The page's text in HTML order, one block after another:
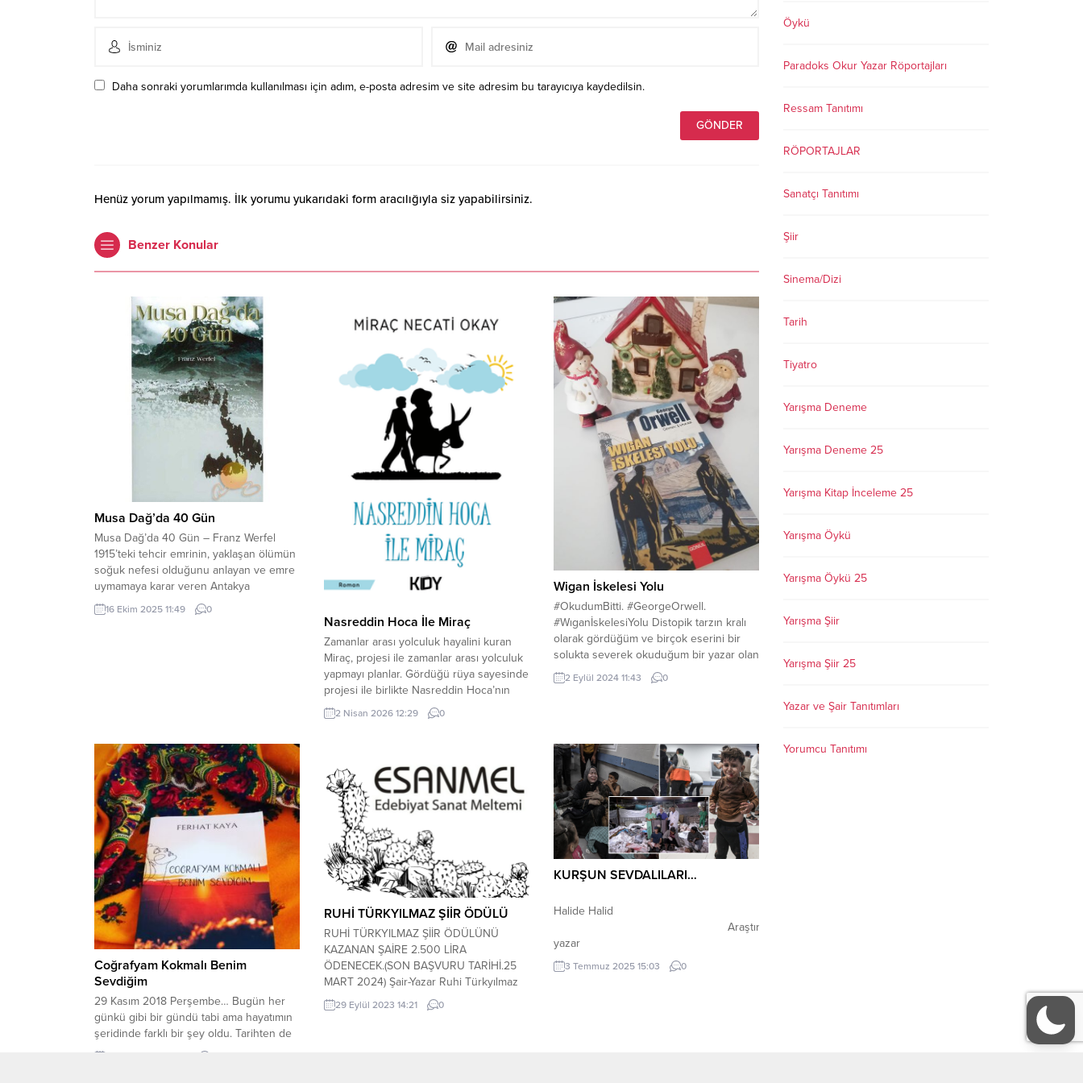
Daha sonraki yorumlarımda kullanılması için adım, e-posta adresim ve site adresim bu tarayıcıya kaydedilsin.
Henüz yorum yapılmamış. İlk yorumu yukarıdaki form aracılığıyla siz yapabilirsiniz.
Benzer Konular
Musa Dağ’da 40 Gün
Musa Dağ’da 40 Gün – Franz Werfel
1915’teki tehcir emrinin, yaklaşan ölümün
soğuk nefesi olduğunu anlayan ve emre
uymamaya karar veren Antakya
Ermenilerinin direniş ve kaçış hikâyesine
odaklanan Musa Dağ’da Kırk Gün adlı
16 Ekim 2025 11:49 0
Nasreddin Hoca İle Miraç
Zamanlar arası yolculuk hayalini kuran
Miraç, projesi ile zamanlar arası yolculuk
yapmayı planlar. Gördüğü rüya sayesinde
projesi ile birlikte Nasreddin Hoca’nın
yaşadığı zamana gider ve hikayesi başlar.
Zaman yolculuğu yapmaya hazırsanız
TÜRKÇE Sayfa Sayısı: 114 Cilt Tipi: Karton
Kapak Kağıt...
2 Nisan 2026 12:29 0
Wigan İskelesi Yolu
#OkudumBitti. #GeorgeOrwell.
#WıganİskelesiYolu Distopik tarzın kralı
olarak gördüğüm ve birçok eserini bir
solukta severek okuduğum bir yazar olan
Orwell’in bu eserini herhangi bir
inceleme yapmadan gözü kapalı aldım.
Paris ve Londra’da Beş Parasız...
2 Eylül 2024 11:43 0
Coğrafyam Kokmalı Benim
Sevdiğim
29 Kasım 2018 Perşembe… Bugün her
günkü gibi bir gündü tabi ama hayatımın
şeridinde farklı bir şey oldu. Tarihten de
anlaşıldığı gibi bir sonbahar günüydü.
RUHİ TÜRKYILMAZ ŞİİR ÖDÜLÜ
RUHİ TÜRKYILMAZ ŞİİR ÖDÜLÜNÜ
KAZANAN ŞAİRE 2.500 LİRA
ÖDENECEK.(SON BAŞVURU TARİHİ.25
MART 2024) Şair-Yazar Ruhi Türkyılmaz
adına düzenlenen ve 2024’te 13’üncüsü
verilecek olan, “Ruhi Türkyılmaz Sanatevi
29 Eylül 2023 14:21 0
KURŞUN SEVDALILARI…
Halide Halid
Araştırmacı-
yazar
“Kurşun sevdalıları…” neden bu
yazıma böyle başlık taktım? Neden bu
3 Temmuz 2025 15:03 0
Öykü
Paradoks Okur Yazar Röportajları
Ressam Tanıtımı
RÖPORTAJLAR
Sanatçı Tanıtımı
Şiir
Sinema/Dizi
Tarih
Tiyatro
Yarışma Deneme
Yarışma Deneme 25
Yarışma Kitap İnceleme 25
Yarışma Öykü
Yarışma Öykü 25
Yarışma Şiir
Yarışma Şiir 25
Yazar ve Şair Tanıtımları
Yorumcu Tanıtımı